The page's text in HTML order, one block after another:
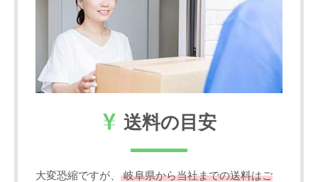
送料の目安
大変恐縮ですが、 岐阜県から当社までの送料はご